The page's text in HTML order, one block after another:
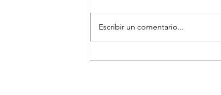
Escribir un comentario...